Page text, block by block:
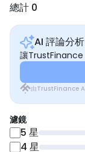
總計 0
AI 評論分析
讓TrustFinance
由TrustFinance
濾鏡
5 星
4 星